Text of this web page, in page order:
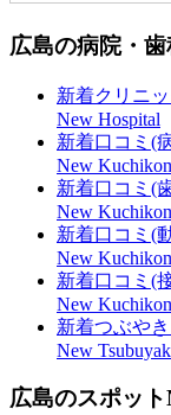
広島の病院・
新着クリニ
New Hospital
新着口コミ(
New
新着口コミ(
New
新着口コミ(
New
新着口コミ(
New
新着つぶや
New
広島のスポット